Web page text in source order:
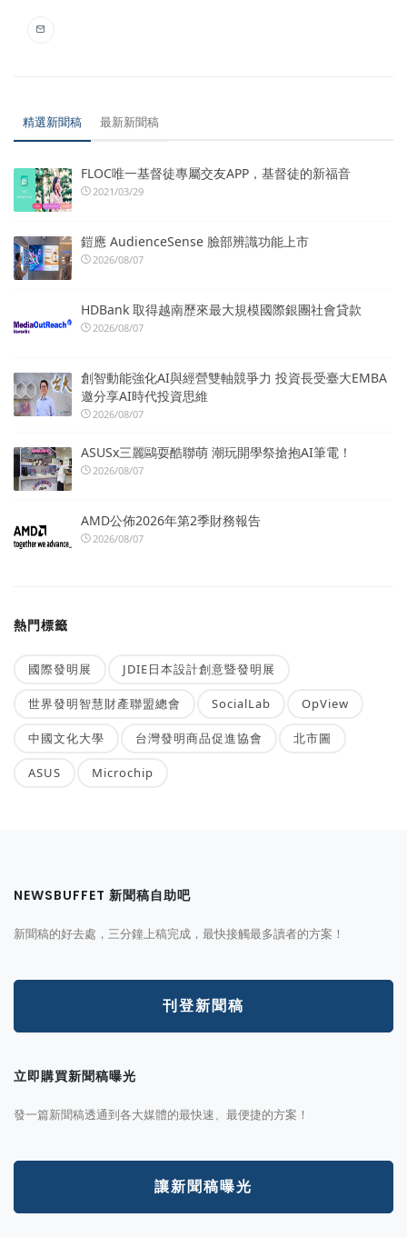
精選新聞稿 最新新聞稿
FLOC唯一基督徒專屬交友APP，基督徒的新福音
2021/03/29
鎧應 AudienceSense 臉部辨識功能上市
2026/08/07
HDBank 取得越南歷來最大規模國際銀團社會貸款
2026/08/07
創智動能強化AI與經營雙軸競爭力 投資長受臺大EMBA
邀分享AI時代投資思維
2026/08/07
ASUSx三麗鷗耍酷聯萌 潮玩開學祭搶抱AI筆電！
2026/08/07
AMD公佈2026年第2季財務報告
2026/08/07
熱門標籤
國際發明展 JDIE日本設計創意暨發明展
世界發明智慧財產聯盟總會 SocialLab OpView
中國文化大學 台灣發明商品促進協會 北市圖
ASUS Microchip
NEWSBUFFET 新聞稿自助吧
新聞稿的好去處，三分鐘上稿完成，最快接觸最多讀者的方案！
刊登新聞稿
立即購買新聞稿曝光
發一篇新聞稿透通到各大媒體的最快速、最便捷的方案！
讓新聞稿曝光